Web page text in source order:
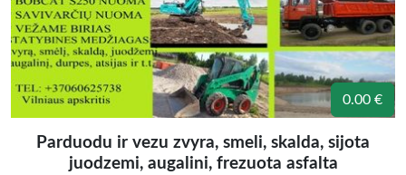
0.00 €
Parduodu ir vezu zvyra, smeli, skalda, sijota
juodzemi, augalini, frezuota asfalta